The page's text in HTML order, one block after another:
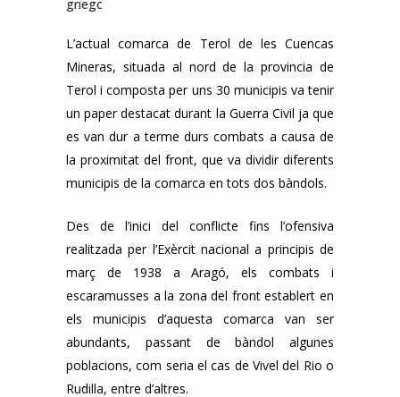
griegc
L’actual comarca de Terol de les Cuencas
Mineras, situada al nord de la provincia de
Terol i composta per uns 30 municipis va tenir
un paper destacat durant la Guerra Civil ja que
es van dur a terme durs combats a causa de
la proximitat del front, que va dividir diferents
municipis de la comarca en tots dos bàndols.
Des de l’inici del conflicte fins l’ofensiva
realitzada per l’Exèrcit nacional a principis de
març de 1938 a Aragó, els combats i
escaramusses a la zona del front establert en
els municipis d’aquesta comarca van ser
abundants, passant de bàndol algunes
poblacions, com seria el cas de Vivel del Rio o
Rudilla, entre d’altres.